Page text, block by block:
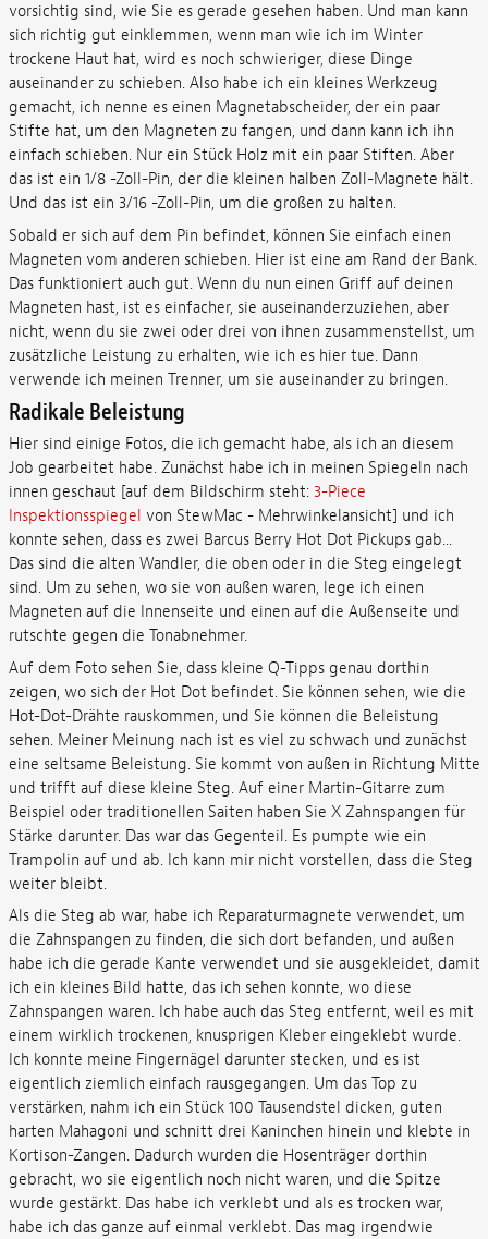
vorsichtig sind, wie Sie es gerade gesehen haben. Und man kann
sich richtig gut einklemmen, wenn man wie ich im Winter
trockene Haut hat, wird es noch schwieriger, diese Dinge
auseinander zu schieben. Also habe ich ein kleines Werkzeug
gemacht, ich nenne es einen Magnetabscheider, der ein paar
Stifte hat, um den Magneten zu fangen, und dann kann ich ihn
einfach schieben. Nur ein Stück Holz mit ein paar Stiften. Aber
das ist ein 1/8 -Zoll-Pin, der die kleinen halben Zoll-Magnete hält.
Und das ist ein 3/16 -Zoll-Pin, um die großen zu halten.
Sobald er sich auf dem Pin befindet, können Sie einfach einen
Magneten vom anderen schieben. Hier ist eine am Rand der Bank.
Das funktioniert auch gut. Wenn du nun einen Griff auf deinen
Magneten hast, ist es einfacher, sie auseinanderzuziehen, aber
nicht, wenn du sie zwei oder drei von ihnen zusammenstellst, um
zusätzliche Leistung zu erhalten, wie ich es hier tue. Dann
verwende ich meinen Trenner, um sie auseinander zu bringen.
Radikale Beleistung
Hier sind einige Fotos, die ich gemacht habe, als ich an diesem
Job gearbeitet habe. Zunächst habe ich in meinen Spiegeln nach
innen geschaut [auf dem Bildschirm steht: 3-Piece
Inspektionsspiegel von StewMac - Mehrwinkelansicht] und ich
konnte sehen, dass es zwei Barcus Berry Hot Dot Pickups gab...
Das sind die alten Wandler, die oben oder in die Steg eingelegt
sind. Um zu sehen, wo sie von außen waren, lege ich einen
Magneten auf die Innenseite und einen auf die Außenseite und
rutschte gegen die Tonabnehmer.
Auf dem Foto sehen Sie, dass kleine Q-Tipps genau dorthin
zeigen, wo sich der Hot Dot befindet. Sie können sehen, wie die
Hot-Dot-Drähte rauskommen, und Sie können die Beleistung
sehen. Meiner Meinung nach ist es viel zu schwach und zunächst
eine seltsame Beleistung. Sie kommt von außen in Richtung Mitte
und trifft auf diese kleine Steg. Auf einer Martin-Gitarre zum
Beispiel oder traditionellen Saiten haben Sie X Zahnspangen für
Stärke darunter. Das war das Gegenteil. Es pumpte wie ein
Trampolin auf und ab. Ich kann mir nicht vorstellen, dass die Steg
weiter bleibt.
Als die Steg ab war, habe ich Reparaturmagnete verwendet, um
die Zahnspangen zu finden, die sich dort befanden, und außen
habe ich die gerade Kante verwendet und sie ausgekleidet, damit
ich ein kleines Bild hatte, das ich sehen konnte, wo diese
Zahnspangen waren. Ich habe auch das Steg entfernt, weil es mit
einem wirklich trockenen, knusprigen Kleber eingeklebt wurde.
Ich konnte meine Fingernägel darunter stecken, und es ist
eigentlich ziemlich einfach rausgegangen. Um das Top zu
verstärken, nahm ich ein Stück 100 Tausendstel dicken, guten
harten Mahagoni und schnitt drei Kaninchen hinein und klebte in
Kortison-Zangen. Dadurch wurden die Hosenträger dorthin
gebracht, wo sie eigentlich noch nicht waren, und die Spitze
wurde gestärkt. Das habe ich verklebt und als es trocken war,
habe ich das ganze auf einmal verklebt. Das mag irgendwie